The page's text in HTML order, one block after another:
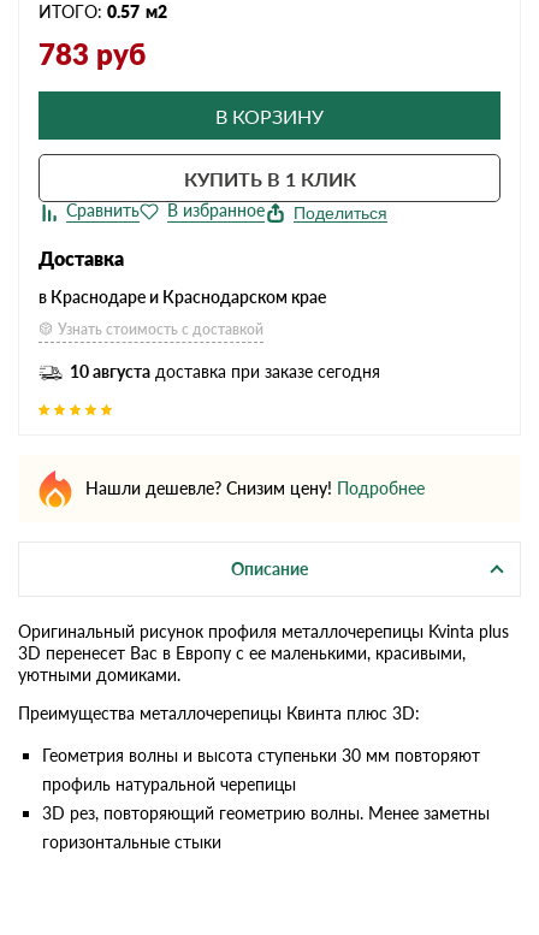
ИТОГО: 0.57 м2
783 руб
В КОРЗИНУ
КУПИТЬ В 1 КЛИК
Поделиться
Доставка
в Краснодаре и Краснодарском крае
Узнать стоимость с доставкой
10 августа доставка при заказе сегодня
Нашли дешевле? Снизим цену! Подробнее
Описание
Оригинальный рисунок профиля металлочерепицы Kvinta plus
3D перенесет Вас в Европу с ее маленькими, красивыми,
уютными домиками.
Преимущества металлочерепицы Квинта плюс 3D:
Геометрия волны и высота ступеньки 30 мм повторяют
профиль натуральной черепицы
3D рез, повторяющий геометрию волны. Менее заметны
горизонтальные стыки